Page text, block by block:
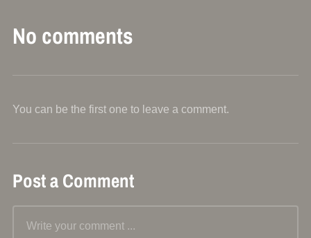
No comments
You can be the first one to leave a comment.
Post a Comment